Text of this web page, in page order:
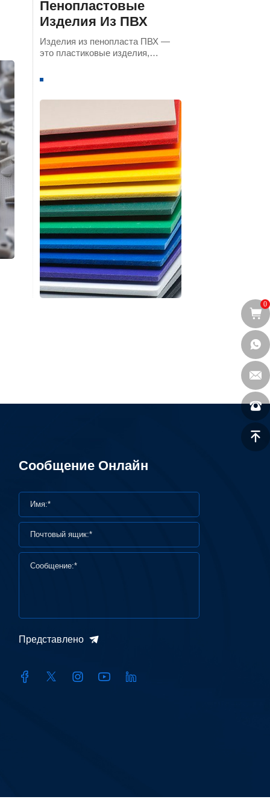
Пенопластовые
Изделия Из ПВХ
Изделия из пенопласта ПВХ —
это пластиковые изделия,
(поливинилхлорида) в качестве
методом вспенивания.
Сообщение Онлайн
Представлено
0